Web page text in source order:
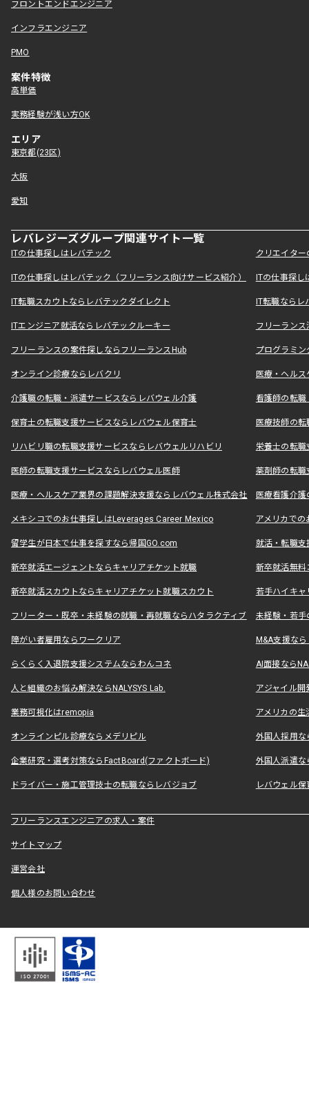
フロントエンドエンジニア
インフラエンジニア
PMO
案件特徴
高単価
実務経験が浅い方OK
エリア
東京都(23区)
大阪
愛知
レバレジーズグループ関連サイト一覧
ITの仕事探しはレバテック クリエイタ
ITの仕事探しはレバテック（フリーランス向けサービス紹介） ITの仕事探
IT転職スカウトならレバテックダイレクト IT転職なら
ITエンジニア就活ならレバテックルーキー フリーラン
フリーランスの案件探しならフリーランスHub プログラミ
オンライン診療ならレバクリ 医療・ヘル
介護職の転職・派遣サービスならレバウェル介護 看護師の転
保育士の転職支援サービスならレバウェル保育士 医療技師の
リハビリ職の転職支援サービスならレバウェルリハビリ 栄養士の転
医師の転職支援サービスならレバウェル医師 薬剤師の転
医療・ヘルスケア業界の課題解決支援ならレバウェル株式会社 医療看護介
メキシコでのお仕事探しはLeverages Career Mexico アメリカで
留学生が日本で仕事を探すなら帰国GO.com 就活・転職
新卒就活エージェントならキャリアチケット就職 新卒就活無料
新卒就活スカウトならキャリアチケット就職スカウト 若手ハイキ
フリーター・既卒・未経験の就職・再就職ならハタラクティブ 未経験・若手
障がい者雇用ならワークリア M&A支援な
らくらく入退院支援システムならわんコネ AI面接なら
人と組織のお悩み解決ならNALYSYS Lab. アジャイル
業務可視化はremopia アメリカの
オンラインピル診療ならメデリピル 外国人採用
企業研究・選考対策ならFactBoard(ファクトボード) 外国人派遣な
ドライバー・施工管理技士の転職ならレバジョブ レバウェル
フリーランスエンジニアの求人・案件
サイトマップ
運営会社
個人様のお問い合わせ